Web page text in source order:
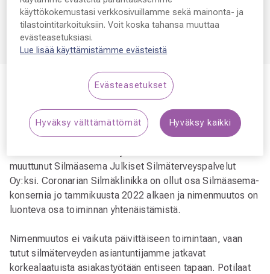
Silmäasemalta
Coronaria Silmäklinikka on nyt
osa Silmäasemaa
muuttunut Silmäasema Julkiset Silmäterveyspalvelut
Oy:ksi. Coronarian Silmäklinikka on ollut osa Silmäasema-
konsernia jo tammikuusta 2022 alkaen ja nimenmuutos on
luonteva osa toiminnan yhtenäistämistä.
Nimenmuutos ei vaikuta päivittäiseen toimintaan, vaan
tutut silmäterveyden asiantuntijamme jatkavat
korkealaatuista asiakastyötään entiseen tapaan. Potilaat
käyttökokemustasi verkkosivuillamme sekä mainonta- ja
tilastointitarkoituksiin. Voit koska tahansa muuttaa
evästeasetuksiasi.
Lue lisää käyttämistämme evästeistä
Evästeasetukset
Hyväksy välttämättömät Hyväksy kaikki